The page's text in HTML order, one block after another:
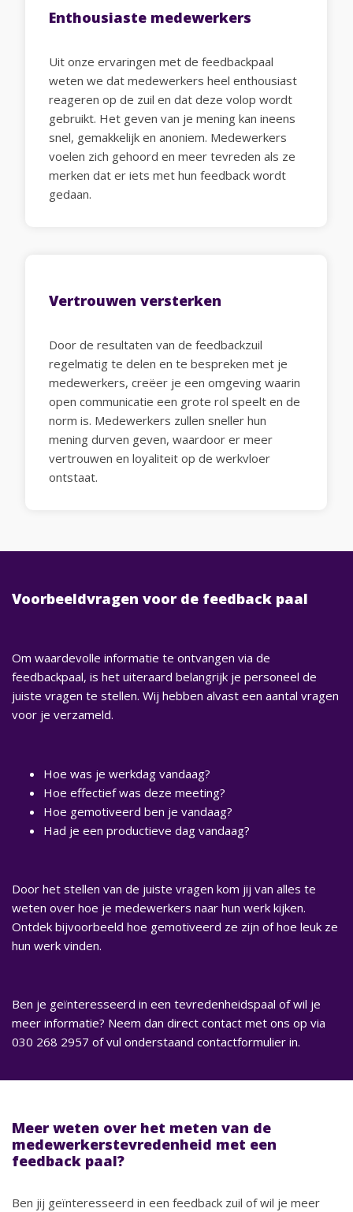
Enthousiaste medewerkers
Uit onze ervaringen met de feedbackpaal
weten we dat medewerkers heel enthousiast
reageren op de zuil en dat deze volop wordt
gebruikt. Het geven van je mening kan ineens
snel, gemakkelijk en anoniem. Medewerkers
voelen zich gehoord en meer tevreden als ze
merken dat er iets met hun feedback wordt
gedaan.
Vertrouwen versterken
Door de resultaten van de feedbackzuil
regelmatig te delen en te bespreken met je
medewerkers, creëer je een omgeving waarin
open communicatie een grote rol speelt en de
norm is. Medewerkers zullen sneller hun
mening durven geven, waardoor er meer
vertrouwen en loyaliteit op de werkvloer
ontstaat.
Voorbeeldvragen voor de feedback paal
Om waardevolle informatie te ontvangen via de
feedbackpaal, is het uiteraard belangrijk je personeel de
juiste vragen te stellen. Wij hebben alvast een aantal vragen
voor je verzameld.
Hoe was je werkdag vandaag?
Hoe effectief was deze meeting?
Hoe gemotiveerd ben je vandaag?
Had je een productieve dag vandaag?
Door het stellen van de juiste vragen kom jij van alles te
weten over hoe je medewerkers naar hun werk kijken.
Ontdek bijvoorbeeld hoe gemotiveerd ze zijn of hoe leuk ze
hun werk vinden.
Ben je geïnteresseerd in een tevredenheidspaal of wil je
meer informatie? Neem dan direct contact met ons op via
030 268 2957 of vul onderstaand contactformulier in.
Meer weten over het meten van de
medewerkerstevredenheid met een
feedback paal?
Ben jij geïnteresseerd in een feedback zuil of wil je meer